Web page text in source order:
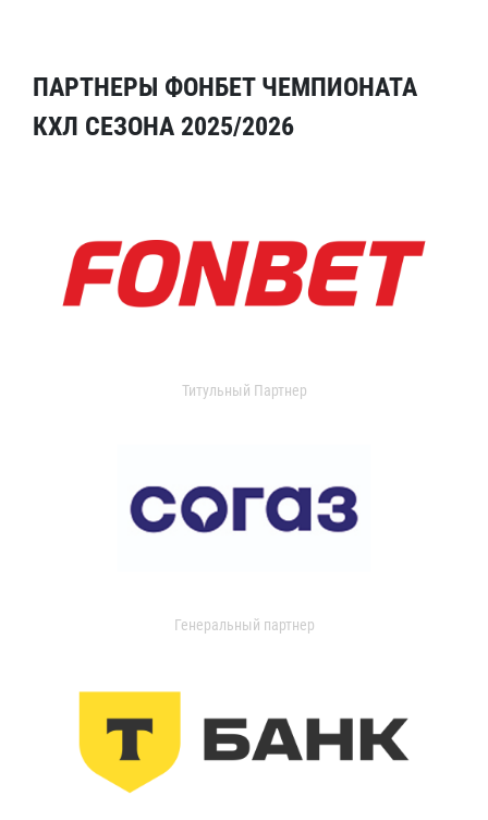
ПАРТНЕРЫ ФОНБЕТ ЧЕМПИОНАТА
КХЛ СЕЗОНА 2025/2026
Титульный Партнер
Генеральный партнер